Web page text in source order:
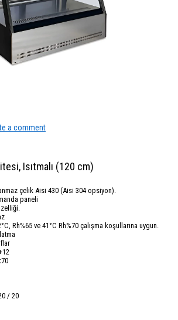
a comment
Isıtmalı (120 cm)
çelik Aisi 430 (Aisi 304 opsiyon).
paneli
Rh%65 ve 41°C Rh%70 çalışma koşullarına uygun.
/ 20